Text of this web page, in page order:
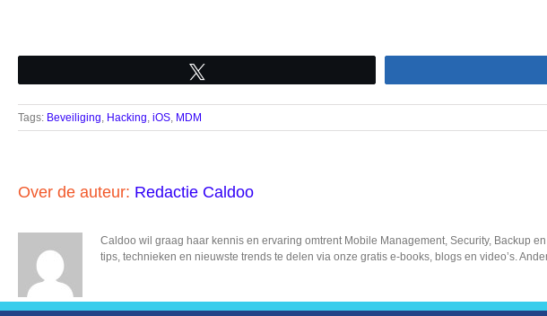
Tags: Beveiliging, Hacking, iOS, MDM
Over de auteur: Redactie Caldoo
Caldoo wil graag haar kennis en ervaring omtrent Mobile Management, Security, Backup
tips, technieken en nieuwste trends te delen via onze gratis e-books, blogs en video’s.